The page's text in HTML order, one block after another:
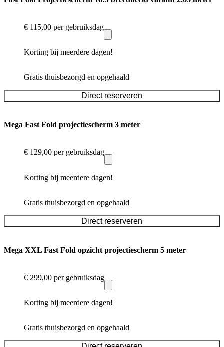
€ 115,00 per gebruiksdag
Korting bij meerdere dagen!
Gratis thuisbezorgd en opgehaald
Direct reserveren
Mega Fast Fold projectiescherm 3 meter
€ 129,00 per gebruiksdag
Korting bij meerdere dagen!
Gratis thuisbezorgd en opgehaald
Direct reserveren
Mega XXL Fast Fold opzicht projectiescherm 5 meter
€ 299,00 per gebruiksdag
Korting bij meerdere dagen!
Gratis thuisbezorgd en opgehaald